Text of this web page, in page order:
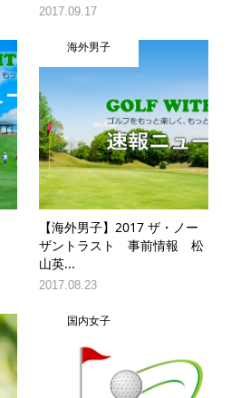
2017.09.17
海外男子
【海外男子】2017 ザ・ノー
ザントラスト 事前情報 松
山英...
2017.08.23
国内女子